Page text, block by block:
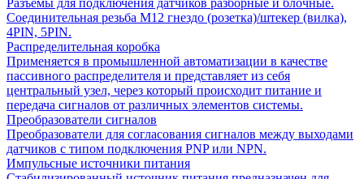
Разъемы для подключения датчиков разборные и блочные.
Соединительная резьба М12 гнездо (розетка)/штекер (вилка),
4PIN, 5PIN.
Распределительная коробка
Применяется в промышленной автоматизации в качестве
пассивного распределителя и представляет из себя
центральный узел, через который происходит питание и
передача сигналов от различных элементов системы.
Преобразователи сигналов
Преобразователи для согласования сигналов между выходами
датчиков с типом подключения PNP или NPN.
Импульсные источники питания